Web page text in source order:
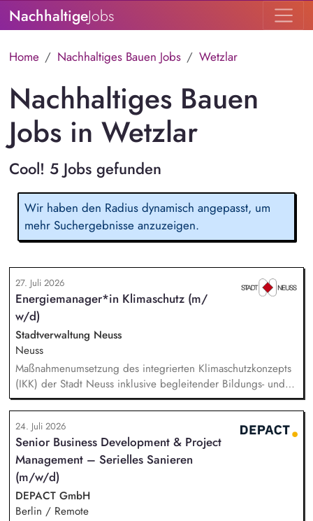
NachhaltigeJobs
Home Nachhaltiges Bauen Jobs Wetzlar
Nachhaltiges Bauen
Jobs in Wetzlar
Cool! 5 Jobs gefunden
Wir haben den Radius dynamisch angepasst, um
mehr Suchergebnisse anzuzeigen.
27. Juli 2026
Energiemanager*in Klimaschutz (m/
w/d)
Stadtverwaltung Neuss
Neuss
Maßnahmenumsetzung des integrierten Klimaschutzkonzepts
(IKK) der Stadt Neuss inklusive begleitender Bildungs- und
Öffentlichkeitsarbeit sowie Fortschreibung des IKK.
Monitoring und Berichterstattung zu den ca. 60 städtischen
PV-Anlagen sowie Planung weiterer Anlageninstallationen.
Prüfung, Planung und Umsetzung von Modellen zu Energy-
Sharing und/oder Strombilanzkreismodellen. Eigenständige
Fördermittelakquise und Durchführung von Förderprojekten
in den Bereichen regenerative Energien sowie
energiesparendes Bauen und Sanieren.
24. Juli 2026
Senior Business Development & Project
Management – Serielles Sanieren
(m/w/d)
DEPACT GmbH
Berlin / Remote